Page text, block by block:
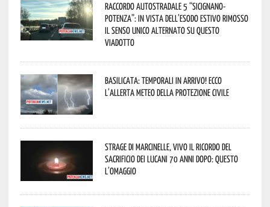
Raccordo Autostradale 5 “Sicignano-
Potenza”: in vista dell’esodo estivo rimosso
il senso unico alternato su questo
viadotto
Basilicata: temporali in arrivo! Ecco
l’allerta meteo della Protezione civile
Strage di Marcinelle, vivo il ricordo del
sacrificio dei lucani 70 anni dopo: questo
l’omaggio